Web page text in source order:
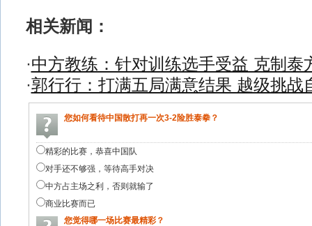
相关新闻：
·中方教练：针对训练选手受益 克制泰
·郭行行：打满五局满意结果 越级挑战
您如何看待中国散打再一次3-2险胜泰拳？
精彩的比赛，恭喜中国队
对手还不够强，等待高手对决
中方占主场之利，否则就输了
商业比赛而已
您觉得哪一场比赛最精彩？